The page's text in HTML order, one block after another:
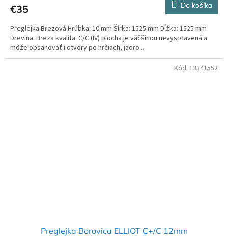
€35 Do košíka
Preglejka Brezová Hrúbka: 10 mm Šírka: 1525 mm Dĺžka: 1525 mm
Drevina: Breza kvalita: C/C (IV) plocha je väčšinou nevyspravená a
môže obsahovať i otvory po hrčiach, jadro...
Preglejka Borovica ELLIOT C+/C 12mm
Kód: 13341552